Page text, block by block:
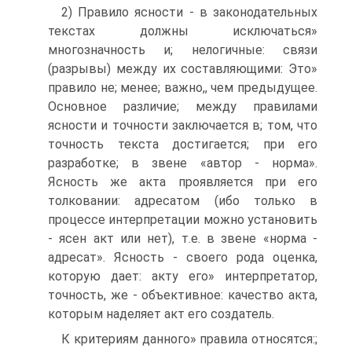
2) Правило ясности - в законодательных
текстах должны исключаться»
многозначность и; нелогичные: связи
(разрывы) между их составляющими: Это»
правило не; менее; важно,, чем предыдущее.
Основное различие; между правилами
ясности и точности заключается в; том, что
точность текста достигается; при его
разработке; в звене «автор - норма».
Ясность же акта проявляется при его
толковании: адресатом (ибо только в
процессе интерпретации можно установить
- ясен акт или нет), т.е. в звене «норма -
адресат». Ясность - своего рода оценка,
которую дает: акту его» интерпретатор,
точность, же - объективное: качество акта,
которым наделяет акт его создатель.
К критериям данного» правила относятся:;